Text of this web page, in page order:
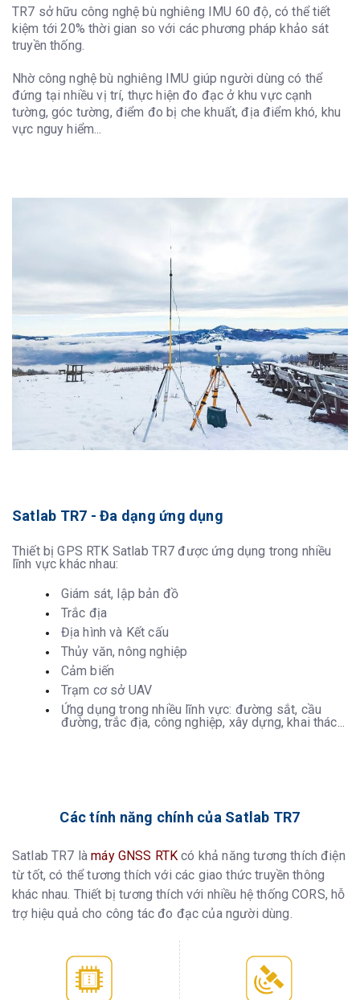
TR7 sở hữu công nghệ bù nghiêng IMU 60 độ, có thể tiết
kiệm tới 20% thời gian so với các phương pháp khảo sát
truyền thống.
Nhờ công nghệ bù nghiêng IMU giúp người dùng có thể
đứng tại nhiều vị trí, thực hiện đo đạc ở khu vực cạnh
tường, góc tường, điểm đo bị che khuất, địa điểm khó, khu
vực nguy hiểm...
Satlab TR7 - Đa dạng ứng dụng
Thiết bị GPS RTK Satlab TR7 được ứng dụng trong nhiều
lĩnh vực khác nhau:
Giám sát, lập bản đồ
Trắc địa
Địa hình và Kết cấu
Thủy văn, nông nghiệp
Cảm biến
Trạm cơ sở UAV
Ứng dụng trong nhiều lĩnh vực: đường sắt, cầu
đường, trắc địa, công nghiệp, xây dựng, khai thác...
Các tính năng chính của Satlab TR7
Satlab TR7 làmáy GNSS RTK có khả năng tương thích điện
từ tốt, có thể tương thích với các giao thức truyền thông
khác nhau. Thiết bị tương thích với nhiều hệ thống CORS, hỗ
trợ hiệu quả cho công tác đo đạc của người dùng.